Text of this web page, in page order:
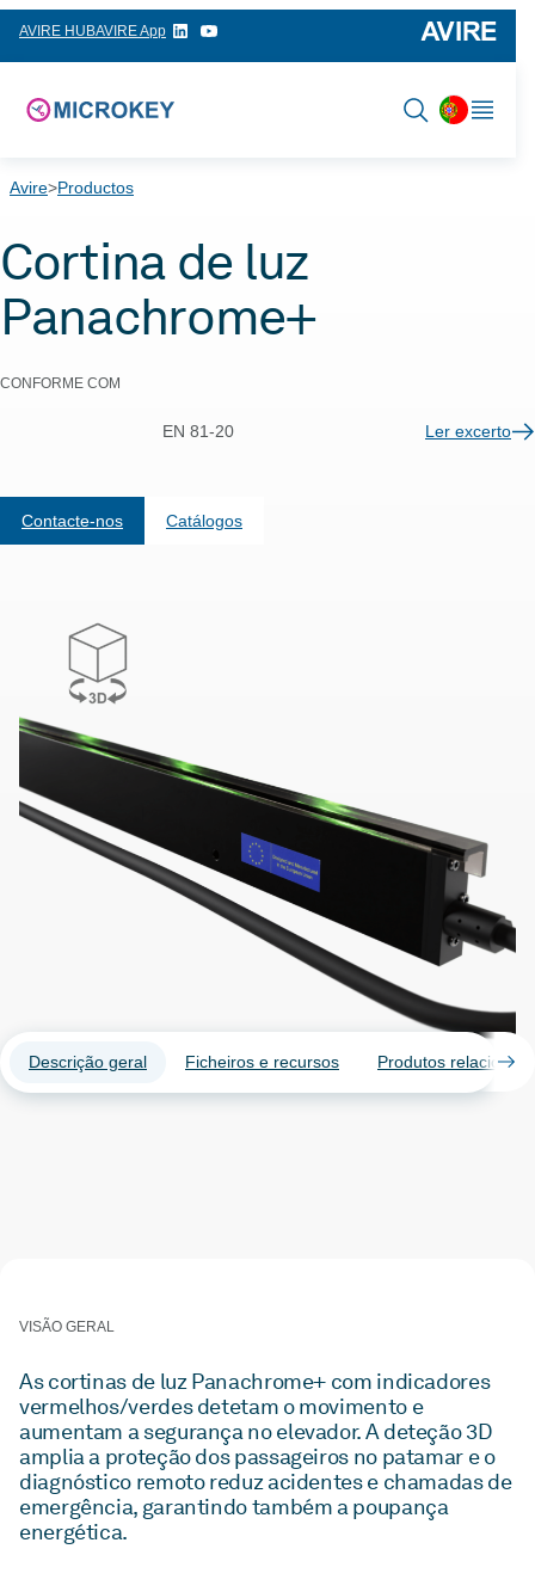
para
o
AVIRE HUBAVIRE App
Avire>Productos
Descrição geral Ficheiros e recursos Produtos
Cortina de luz
Panachrome+
CONFORME COM
EN 81-20 Ler excerto
Contacte-nos Catálogos
VISÃO GERAL
As cortinas de luz Panachrome+ com indicadores
vermelhos/verdes detetam o movimento e
aumentam a segurança no elevador. A deteção 3D
amplia a proteção dos passageiros no patamar e o
diagnóstico remoto reduz acidentes e chamadas de
emergência, garantindo também a poupança
energética.